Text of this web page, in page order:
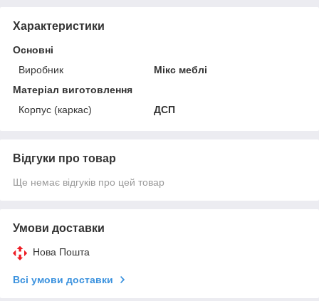
Характеристики
Основні
Виробник
Мікс меблі
Матеріал виготовлення
Корпус (каркас)
ДСП
Відгуки про товар
Ще немає відгуків про цей товар
Умови доставки
Нова Пошта
Всі умови доставки